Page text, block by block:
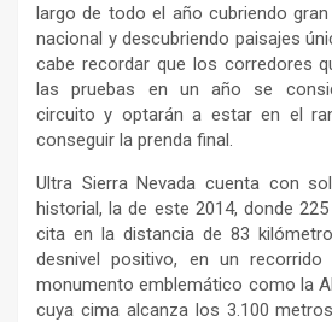
largo de todo el año cubriendo
nacional y descubriendo paisajes
cabe recordar que los corredores
las pruebas en un año se
circuito y optarán a estar en el
conseguir la prenda final.
Ultra Sierra Nevada cuenta con
historial, la de este 2014, donde
cita en la distancia de 83
desnivel positivo, en un
monumento emblemático como la
cuya cima alcanza los 3.100